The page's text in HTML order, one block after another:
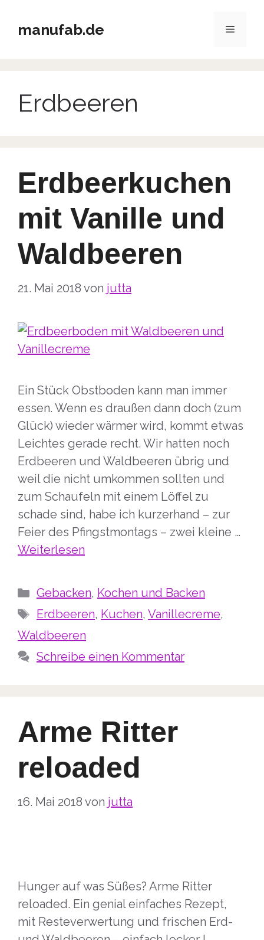
Inhaltmanufab.de Menü
Erdbeeren
Erdbeerkuchen
mit Vanille und
Waldbeeren
21. Mai 2018 von jutta
Ein Stück Obstboden kann man immer
essen. Wenn es draußen dann doch (zum
Glück) wieder wärmer wird, kommt etwas
Leichtes gerade recht. Wir hatten noch
Erdbeeren und Waldbeeren übrig und
weil die nicht umkommen sollten und
zum Schaufeln mit einem Löffel zu
schade sind, habe ich kurzerhand – zur
Feier des Pfingstmontags – zwei kleine …
Weiterlesen
Kategorien
Gebacken, Kochen und Backen
Schlagwörter
Erdbeeren, Kuchen, Vanillecreme,
Waldbeeren
Schreibe einen Kommentar
Arme Ritter
reloaded
16. Mai 2018 von jutta
Hunger auf was Süßes? Arme Ritter
reloaded. Ein genial einfaches Rezept,
mit Resteverwertung und frischen Erd-